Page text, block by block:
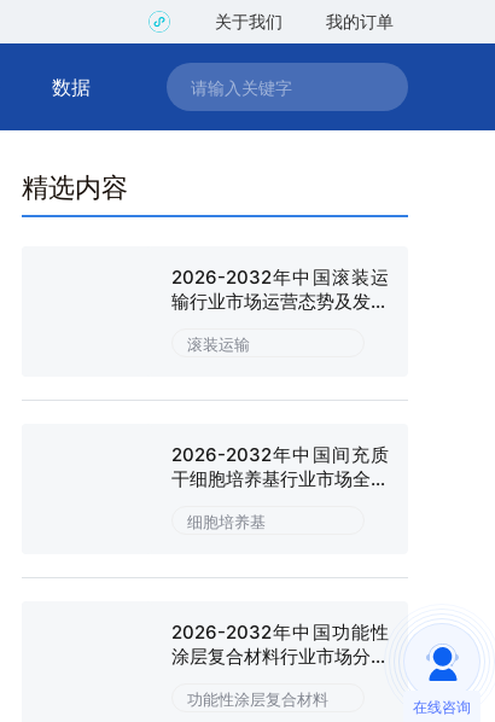
关于我们 我的订单
数据
精选内容
2026-2032年中国滚装运
输行业市场运营态势及发展
滚装运输
2026-2032年中国间充质
干细胞培养基行业市场全景
细胞培养基
2026-2032年中国功能性
涂层复合材料行业市场分析
功能性涂层复合材料 在线咨询